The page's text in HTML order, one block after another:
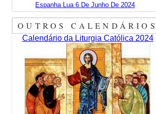
Espanha Lua 6 De Junho De 2024
OUTROS CALENDÁRIOS
Calendário da Liturgia Católica 2024